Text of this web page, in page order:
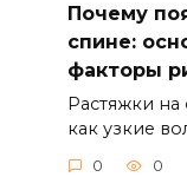
Почему
спине:
факторы
Растяжки на
как узкие
0 0